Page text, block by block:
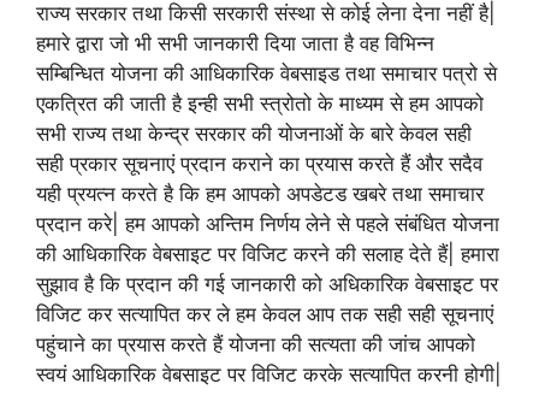
राज्य सरकार तथा किसी सरकारी संस्था से कोई लेना देना नहीं है|
हमारे द्वारा जो भी सभी जानकारी दिया जाता है वह विभिन्न
सम्बिन्धित योजना की आधिकारिक वेबसाइड तथा समाचार पत्रो से
एकत्रित की जाती है इन्ही सभी स्त्रोतो के माध्यम से हम आपको
सभी राज्य तथा केन्द्र सरकार की योजनाओं के बारे केवल सही
सही प्रकार सूचनाएं प्रदान कराने का प्रयास करते हैं और सदैव
यही प्रयत्न करते है कि हम आपको अपडेटड खबरे तथा समाचार
प्रदान करे| हम आपको अन्तिम निर्णय लेने से पहले संबंधित योजना
की आधिकारिक वेबसाइट पर विजिट करने की सलाह देते हैं| हमारा
सुझाव है कि प्रदान की गई जानकारी को अधिकारिक वेबसाइट पर
विजिट कर सत्यापित कर ले हम केवल आप तक सही सही सूचनाएं
पहुंचाने का प्रयास करते हैं योजना की सत्यता की जांच आपको
स्वयं आधिकारिक वेबसाइट पर विजिट करके सत्यापित करनी होगी|